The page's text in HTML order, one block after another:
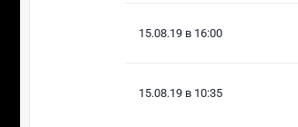
15.08.19 в 16:00
15.08.19 в 10:35